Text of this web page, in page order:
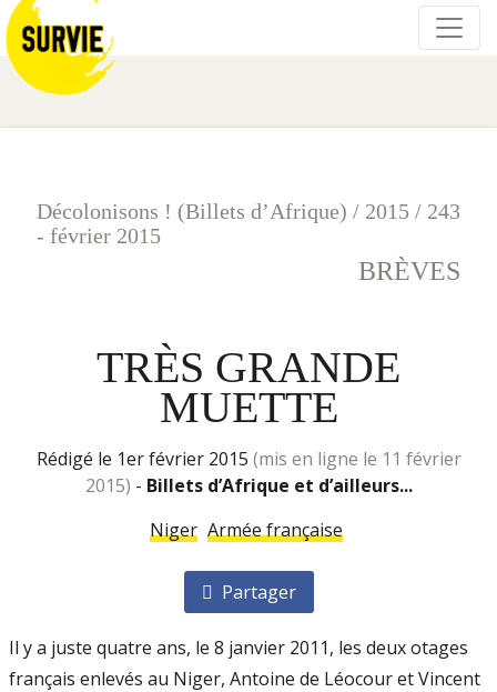
Décolonisons ! (Billets d’Afrique) / 2015 / 243
- février 2015
BRÈVES
TRÈS GRANDE
MUETTE
rédigé le 1er février 2015 (mis en ligne le 11 février
2015) - Billets d’Afrique et d’ailleurs...
Niger Armée française
Partager
Il y a juste quatre ans, le 8 janvier 2011, les deux otages
français enlevés au Niger, Antoine de Léocour et Vincent